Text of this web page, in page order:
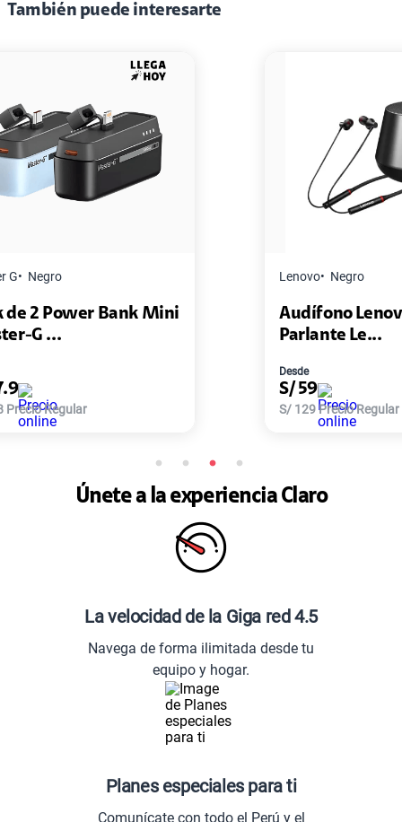
También puede interesarte
Audífono Lenovo HE05X +
Únete a la experiencia Claro
La velocidad de la Giga red 4.5
Navega de forma ilimitada desde tu
equipo y hogar.
Planes especiales para ti
Comunícate con todo el Perú y el